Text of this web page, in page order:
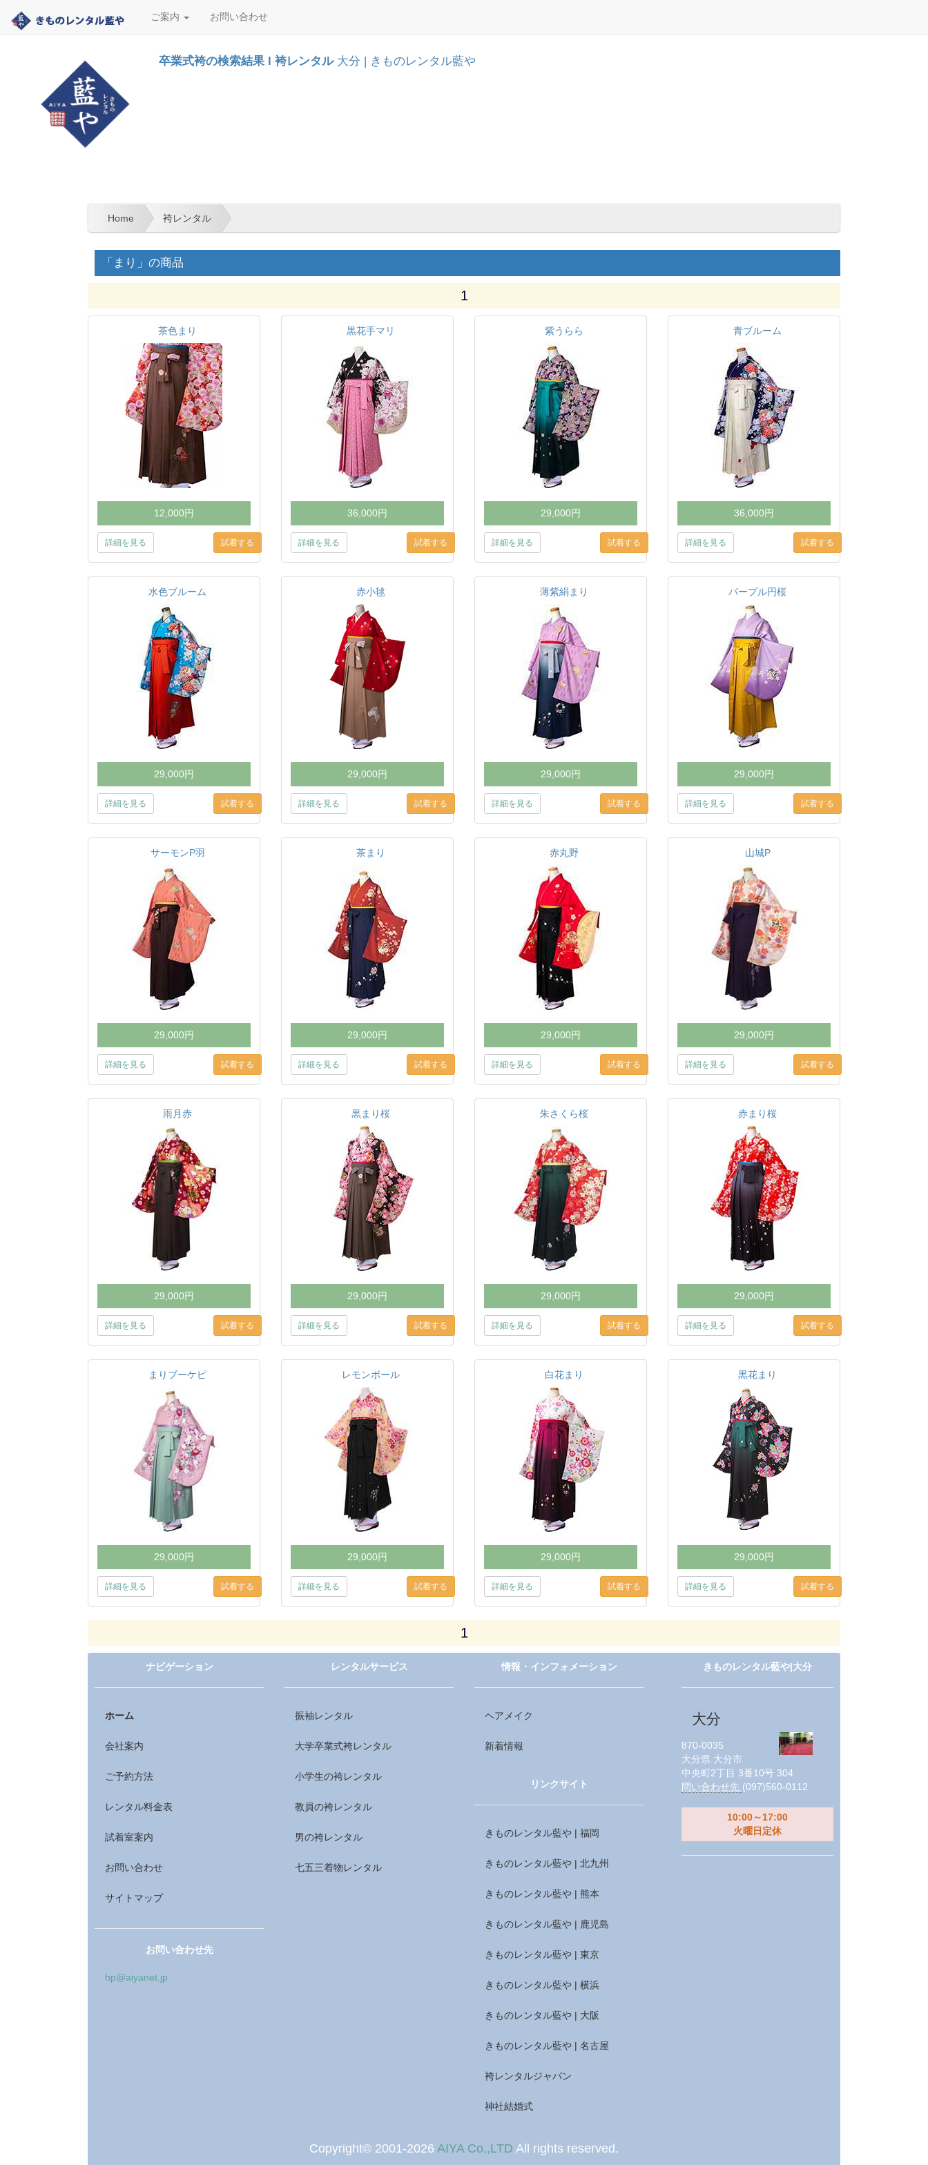
ご案内 お問い合わせ
卒業式袴の検索結果 l 袴レンタル 大分 | きものレンタル藍や
Home 袴レンタル
「まり」の商品
1
茶色まり
12,000円
詳細を見る
黒花手マリ
36,000円
詳細を見る
紫うらら
29,000円
詳細を見る
青ブルーム
36,000円
詳細を見る
水色ブルーム
29,000円
詳細を見る
赤小毬
29,000円
詳細を見る
薄紫絹まり
29,000円
詳細を見る
パープル円桜
29,000円
詳細を見る
サーモンP羽
29,000円
詳細を見る
茶まり
29,000円
詳細を見る
赤丸野
29,000円
詳細を見る
山城P
29,000円
詳細を見る
雨月赤
29,000円
詳細を見る
黒まり桜
29,000円
詳細を見る
朱さくら桜
29,000円
詳細を見る
赤まり桜
29,000円
詳細を見る
まりブーケピ
29,000円
詳細を見る
レモンボール
29,000円
詳細を見る
白花まり
29,000円
詳細を見る
黒花まり
29,000円
詳細を見る
1
ナビゲーション
ホーム
会社案内
ご予約方法
レンタル料金表
試着室案内
お問い合わせ
サイトマップ
お問い合わせ先
hp@aiyanet.jp
レンタルサービス
振袖レンタル
大学卒業式袴レンタル
小学生の袴レンタル
教員の袴レンタル
男の袴レンタル
七五三着物レンタル
情報・インフォメーション
ヘアメイク
新着情報
リンクサイト
きものレンタル藍や | 福岡
きものレンタル藍や | 北九州
きものレンタル藍や | 熊本
きものレンタル藍や | 鹿児島
きものレンタル藍や | 東京
きものレンタル藍や | 横浜
きものレンタル藍や | 大阪
きものレンタル藍や | 名古屋
袴レンタルジャパン
神社結婚式
きものレンタル藍や|大分
大分
870-0035
大分県 大分市
中央町2丁目 3番10号 304
問い合わせ先 (097)560-0112
10:00～17:00
火曜日定休
Copyright© 2001-2026 AIYA Co.,LTD All rights reserved.